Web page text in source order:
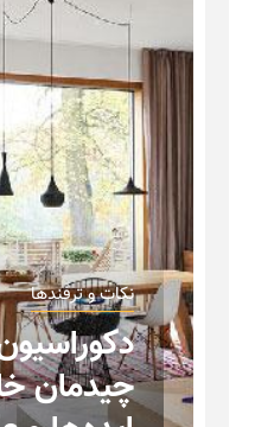
نکات و ترفندها
چه رنگی